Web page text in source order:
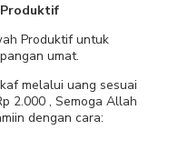
Produktif untuk
umat.
melalui uang sesuai
2.000 , Semoga Allah
dengan cara: